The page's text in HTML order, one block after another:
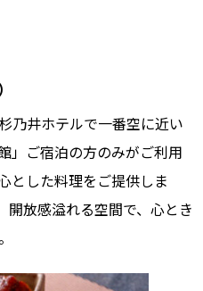
乃井ホテルで一番空に近い
」ご宿泊の方のみがご利用
とした料理をご提供しま
開放感溢れる空間で、心とき